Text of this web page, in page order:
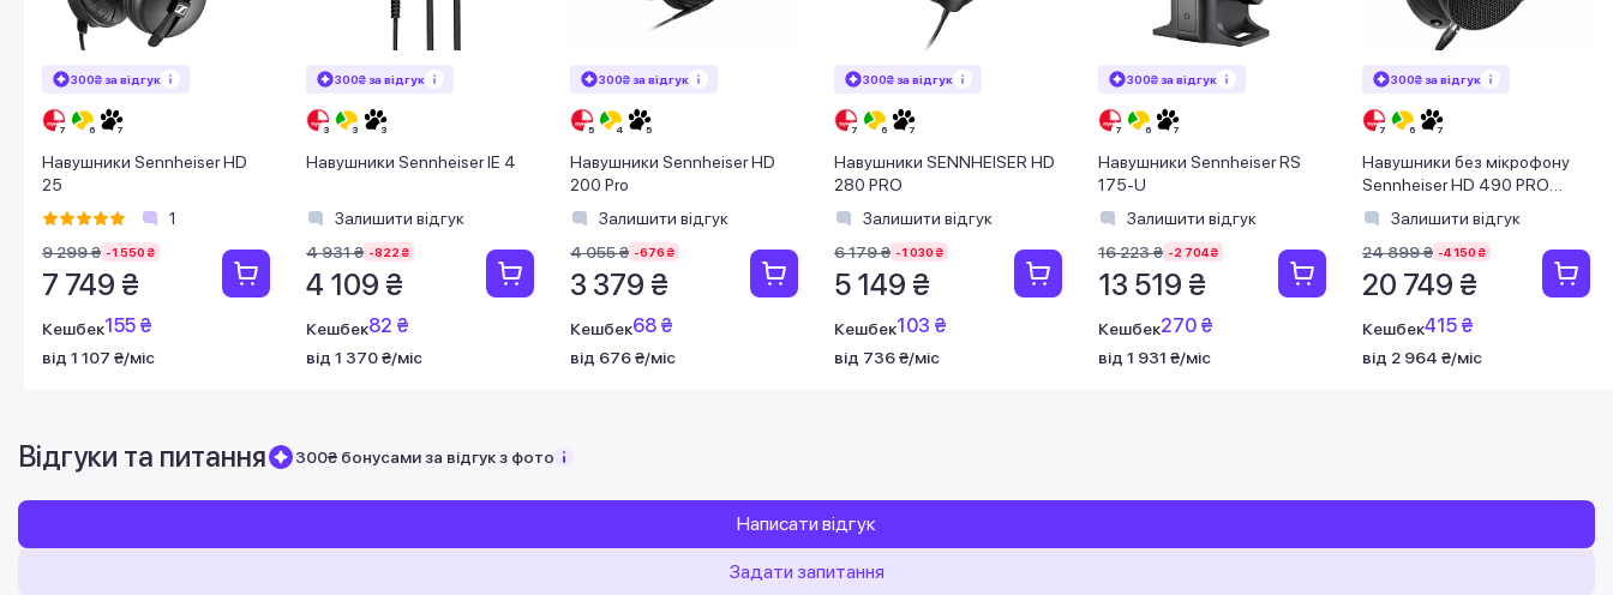
300₴ за відгук
Навушники Sennheiser HD
25
1
9 299 ₴ -1 550 ₴
7 749 ₴
Кешбек155 ₴
від 1 107 ₴/міс
300₴ за відгук
Навушники Sennheiser IE 4
Залишити відгук
4 931 ₴ -822 ₴
4 109 ₴
Кешбек82 ₴
від 1 370 ₴/міс
300₴ за відгук
Навушники Sennheiser HD
200 Pro
Залишити відгук
4 055 ₴ -676 ₴
3 379 ₴
Кешбек68 ₴
від 676 ₴/міс
300₴ за відгук
Навушники SENNHEISER HD
280 PRO
Залишити відгук
6 179 ₴ -1 030 ₴
5 149 ₴
Кешбек103 ₴
від 736 ₴/міс
300₴ за відгук
Навушники Sennheiser RS
175-U
Залишити відгук
16 223 ₴ -2 704 ₴
13 519 ₴
Кешбек270 ₴
від 1 931 ₴/міс
300₴ за відгук
Навушники без мікрофону
Sennheiser HD 490 PRO
Black (700286)
Залишити відгук
24 899 ₴ -4 150 ₴
20 749 ₴
Кешбек415 ₴
від 2 964 ₴/міс
Відгуки та питання 300₴ бонусами за відгук з фото
Написати відгук
Задати запитання